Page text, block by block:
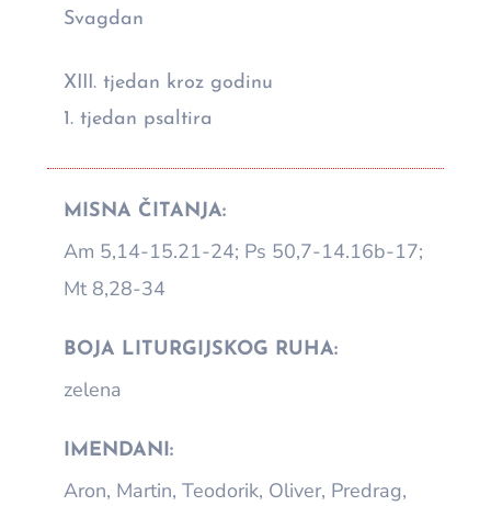
Svagdan
XIII. tjedan kroz godinu
1. tjedan psaltira
MISNA ČITANJA:
Am 5,14-15.21-24; Ps 50,7-14.16b-17;
Mt 8,28-34
BOJA LITURGIJSKOG RUHA:
zelena
IMENDANI:
Aron, Martin, Teodorik, Oliver, Predrag,